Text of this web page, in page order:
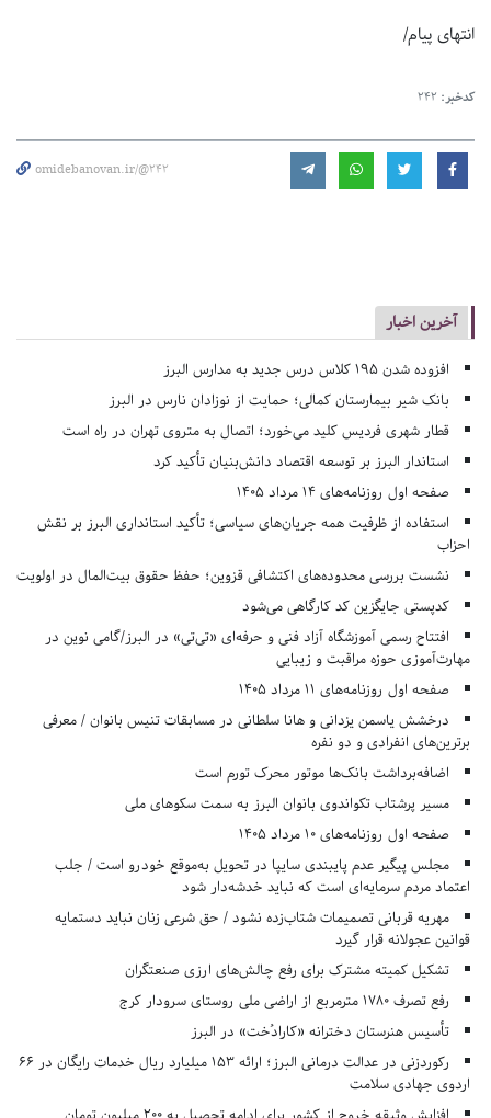
انتهای پیام/
کدخبر: 242
omidebanovan.ir/@242
آخرین اخبار
افزوده شدن ۱۹۵ کلاس درس جدید به مدارس البرز
بانک شیر بیمارستان کمالی؛ حمایت از نوزادان نارس در البرز
قطار شهری فردیس کلید می‌خورد؛ اتصال به متروی تهران در راه است
استاندار البرز بر توسعه اقتصاد دانش‌بنیان تأکید کرد
صفحه اول روزنامه‌های 14 مرداد 1405
استفاده از ظرفیت همه جریان‌های سیاسی؛ تأکید استانداری البرز بر نقش
احزاب
نشست بررسی محدوده‌های اکتشافی قزوین؛ حفظ حقوق بیت‌المال در اولویت
کدپستی جایگزین کد کارگاهی می‌شود
افتتاح رسمی آموزشگاه آزاد فنی و حرفه‌ای «تی‌تی» در البرز/گامی نوین در
مهارت‌آموزی حوزه مراقبت و زیبایی
صفحه اول روزنامه‌های 11 مرداد 1405
درخشش یاسمن یزدانی و هانا سلطانی در مسابقات تنیس بانوان / معرفی
برترین‌های انفرادی و دو نفره
اضافه‌برداشت بانک‌ها موتور محرک تورم است
مسیر پرشتاب تکواندوی بانوان البرز به سمت سکوهای ملی
صفحه اول روزنامه‌های 10 مرداد 1405
مجلس پیگیر عدم پایبندی سایپا در تحویل به‌موقع خودرو است / جلب
اعتماد مردم سرمایه‌ای است که نباید خدشه‌دار شود
مهریه قربانی تصمیمات شتاب‌زده نشود / حق شرعی زنان نباید دستمایه
قوانین عجولانه قرار گیرد
تشکیل کمیته مشترک برای رفع چالش‌های ارزی صنعتگران
رفع تصرف ۱۷۸۰ مترمربع از اراضی ملی روستای سرودار کرج
تأسیس هنرستان دخترانه «کارادُخت» در البرز
رکوردزنی در عدالت درمانی البرز؛ ارائه ۱۵۳ میلیارد ریال خدمات رایگان در ۶۶
اردوی جهادی سلامت